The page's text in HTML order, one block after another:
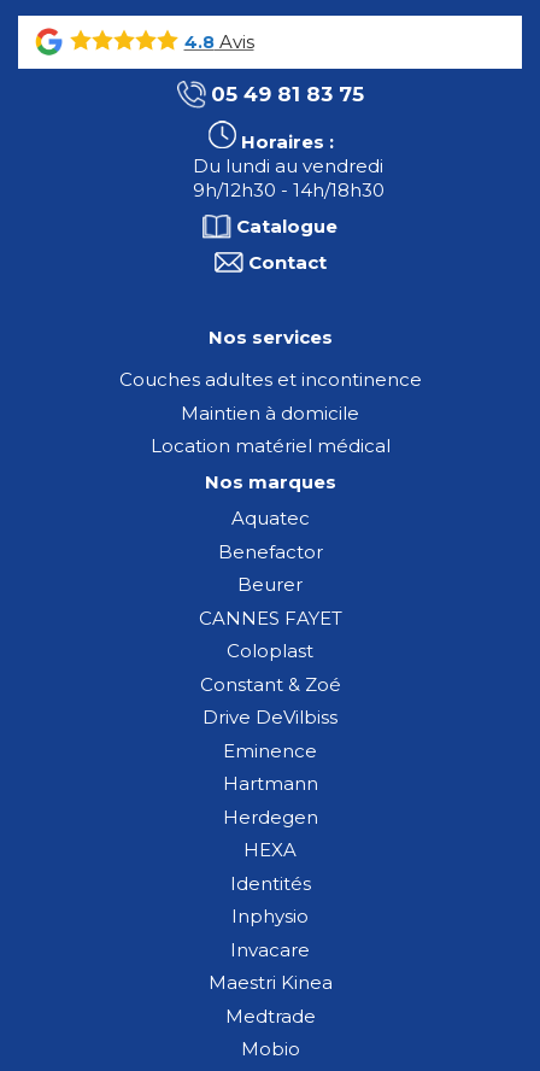
4.8Avis
05 49 81 83 75
Horaires :
Du lundi au vendredi
9h/12h30 - 14h/18h30
Catalogue
Contact
Nos services
Couches adultes et incontinence
Maintien à domicile
Location matériel médical
Nos marques
Aquatec
Benefactor
Beurer
CANNES FAYET
Coloplast
Constant & Zoé
Drive DeVilbiss
Eminence
Hartmann
Herdegen
HEXA
Identités
Inphysio
Invacare
Maestri Kinea
Medtrade
Mobio